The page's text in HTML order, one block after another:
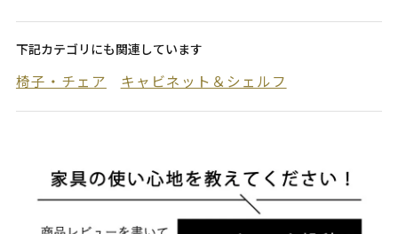
下記カテゴリにも関連しています
椅子・チェア キャビネット＆シェルフ